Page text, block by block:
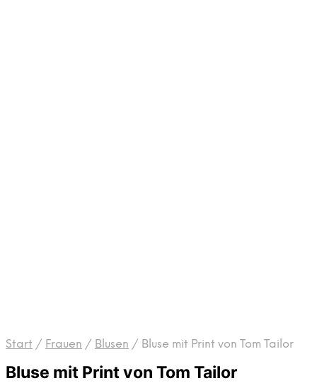
Start / Frauen / Blusen / Bluse mit Print von Tom Tailor
Bluse mit Print von Tom Tailor